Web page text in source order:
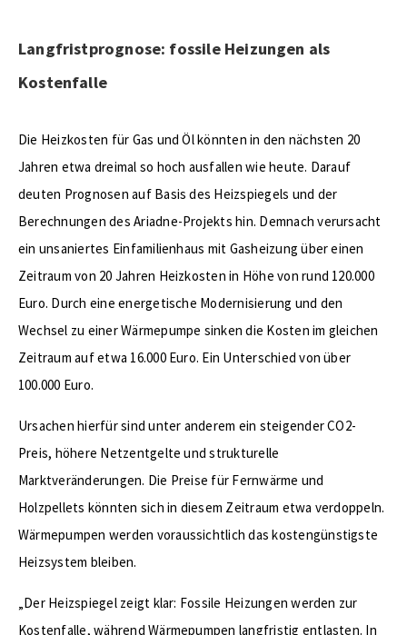
Langfristprognose: fossile Heizungen als
Kostenfalle
Die Heizkosten für Gas und Öl könnten in den nächsten 20
Jahren etwa dreimal so hoch ausfallen wie heute. Darauf
deuten Prognosen auf Basis des Heizspiegels und der
Berechnungen des Ariadne-Projekts hin. Demnach verursacht
ein unsaniertes Einfamilienhaus mit Gasheizung über einen
Zeitraum von 20 Jahren Heizkosten in Höhe von rund 120.000
Euro. Durch eine energetische Modernisierung und den
Wechsel zu einer Wärmepumpe sinken die Kosten im gleichen
Zeitraum auf etwa 16.000 Euro. Ein Unterschied von über
100.000 Euro.
Ursachen hierfür sind unter anderem ein steigender CO2-
Preis, höhere Netzentgelte und strukturelle
Marktveränderungen. Die Preise für Fernwärme und
Holzpellets könnten sich in diesem Zeitraum etwa verdoppeln.
Wärmepumpen werden voraussichtlich das kostengünstigste
Heizsystem bleiben.
„Der Heizspiegel zeigt klar: Fossile Heizungen werden zur
Kostenfalle, während Wärmepumpen langfristig entlasten. In